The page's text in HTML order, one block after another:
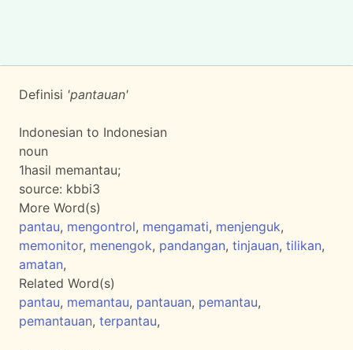
Definisi 'pantauan'
Indonesian to Indonesian
noun
1hasil memantau;
source: kbbi3
More Word(s)
pantau, mengontrol, mengamati, menjenguk,
memonitor, menengok, pandangan, tinjauan, tilikan,
amatan,
Related Word(s)
pantau, memantau, pantauan, pemantau,
pemantauan, terpantau,